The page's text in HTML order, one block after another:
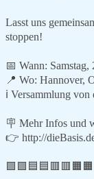
Lasst uns
stoppen!
📅 Wann:
📍 Wo: Hannover,
ℹ️ Versammlung von
🪧 Mehr Infos und
👉 http://
🟩🟩🟦🟦🟥🟥🟧🟧